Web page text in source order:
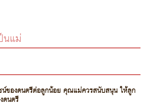
นแม่
น์ของดนตรีต่อลูกน้อย คุณแม่ควรสนับสนุน ให้ลูก
ดนตรี